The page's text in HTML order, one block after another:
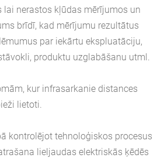
nerastos kļūdas mērījumos un
brīdī, kad mērījumu rezultātus
par iekārtu ekspluatāciju,
produktu uzglabāšanu utml.
kur infrasarkanie distances
lietoti.
kontrolējot tehnoloģiskos procesus
lieljaudas elektriskās ķēdēs